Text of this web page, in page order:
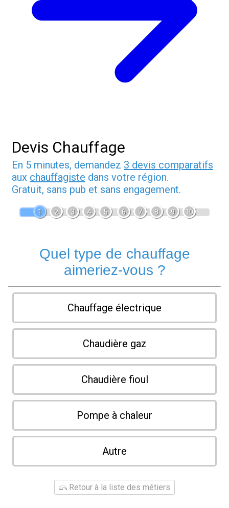
Devis Chauffage
En 5 minutes, demandez 3 devis comparatifs
aux chauffagiste dans votre région.
Gratuit, sans pub et sans engagement.
1 2 3 4 5 6 7 8 9 10
Quel type de chauffage
aimeriez-vous ?
Chauffage électrique
Chaudière gaz
Chaudière fioul
Pompe à chaleur
Autre
Retour à la liste des métiers